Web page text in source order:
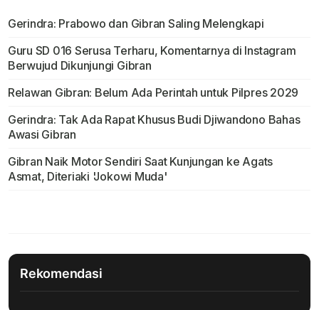
Gerindra: Prabowo dan Gibran Saling Melengkapi
Guru SD 016 Serusa Terharu, Komentarnya di Instagram
Berwujud Dikunjungi Gibran
Relawan Gibran: Belum Ada Perintah untuk Pilpres 2029
Gerindra: Tak Ada Rapat Khusus Budi Djiwandono Bahas
Awasi Gibran
Gibran Naik Motor Sendiri Saat Kunjungan ke Agats
Asmat, Diteriaki 'Jokowi Muda'
Rekomendasi